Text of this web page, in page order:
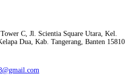
Tower C, Jl. Scientia Square Utara, Kel.
Dua, Kab. Tangerang, Banten 15810